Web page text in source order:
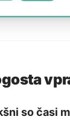
so časi